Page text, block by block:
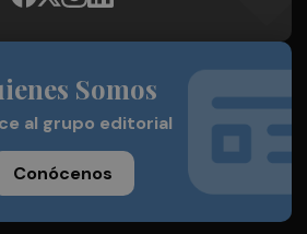
Somos
al grupo editorial
Conócenos